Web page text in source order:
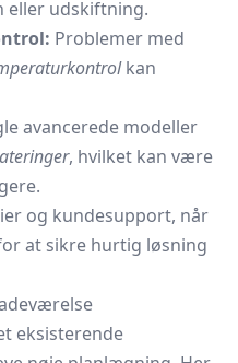
eller udskiftning.
Problemer med
kan
avancerede modeller
, hvilket kan være
og kundesupport, når
at sikre hurtig løsning
eksisterende